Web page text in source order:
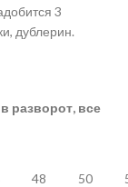
3
дублерин.
разворот, все
48 50